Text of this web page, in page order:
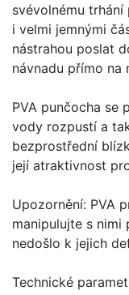
svévolnému
i velmi jemnými
nástrahou poslat
návnadu přímo na
PVA punčocha se
vody rozpustí a
bezprostřední
její atraktivnost
Upozornění: PVA
manipulujte s nimi
nedošlo k jejich
Technické